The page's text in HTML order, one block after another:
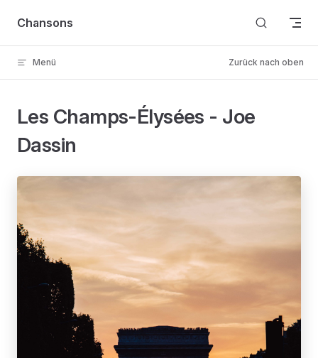
Skip to content
Chansons
Menü Zurück nach oben
Les Champs-Élysées - Joe
Dassin